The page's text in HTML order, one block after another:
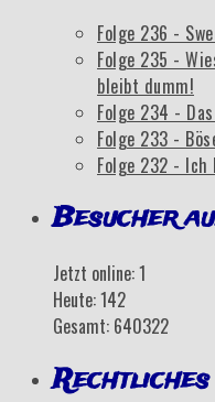
Folge 236 -
Folge 235 -
bleibt dumm!
Folge 234 -
Folge 233 -
Folge 232 - Ich
Besucher
Jetzt online: 1
Heute: 142
Gesamt: 640322
Rechtliches